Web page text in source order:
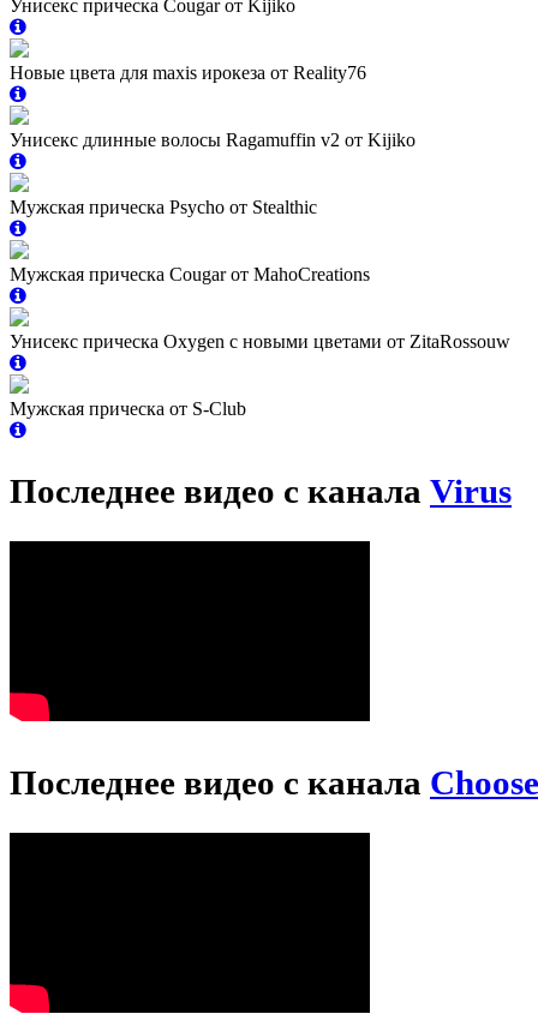
Унисекс прическа Cougar от Kijiko
Новые цвета для maxis ирокеза от Reality76
Унисекс длинные волосы Ragamuffin v2 от Kijiko
Мужская прическа Psycho от Stealthic
Мужская прическа Cougar от MahoCreations
Унисекс прическа Oxygen с новыми цветами от ZitaRossouw
Мужская прическа от S-Club
Последнее видео с канала Virus
Последнее видео с канала